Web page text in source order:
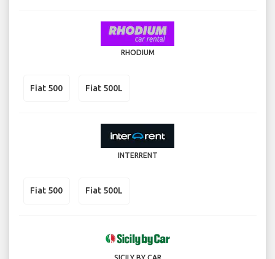
RHODIUM
Fiat 500 Fiat 500L
INTERRENT
Fiat 500 Fiat 500L